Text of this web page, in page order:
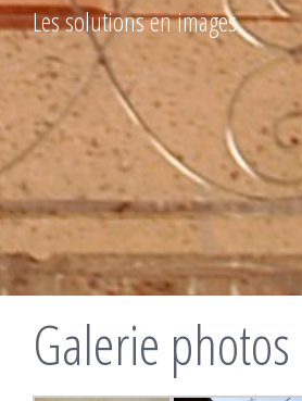
Les solutions en images
Galerie photos